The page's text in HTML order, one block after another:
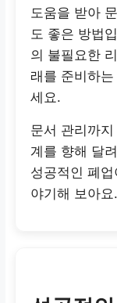
도움을 받아
도 좋은 방법
의 불필요한
래를 준비하
세요.
문서 관리까
계를 향해 달
성공적인 폐
야기해 보아요.